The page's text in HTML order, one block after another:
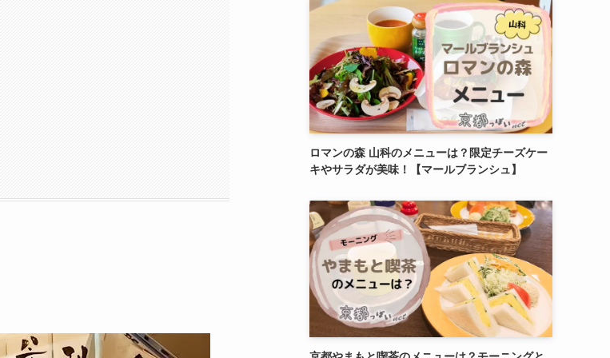
ロマンの森 山科のメニューは？限定チーズケー
キやサラダが美味！【マールブランシュ】